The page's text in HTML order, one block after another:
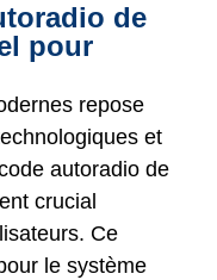
de
pour
repose
et
autoradio de
crucial
Ce
le système